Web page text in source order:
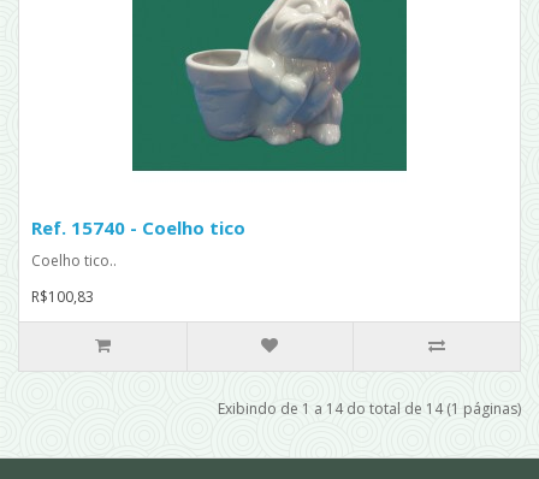
Ref. 15740 - Coelho tico
Coelho tico..
R$100,83
Exibindo de 1 a 14 do total de 14 (1 páginas)